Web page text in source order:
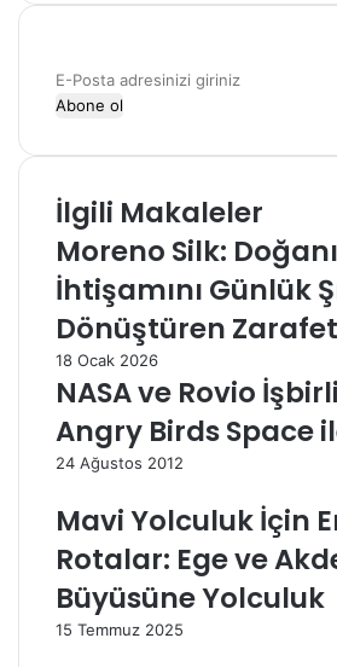
E-
Posta
giriniz
İlgili Makaleler
Moreno Silk:
İhtişamını Günlük
Dönüştüren Zarafet
18 Ocak 2026
NASA ve Rovio
Angry Birds Space
24 Ağustos 2012
Mavi Yolculuk İçin
Rotalar: Ege ve
Büyüsüne Yolculuk
15 Temmuz 2025